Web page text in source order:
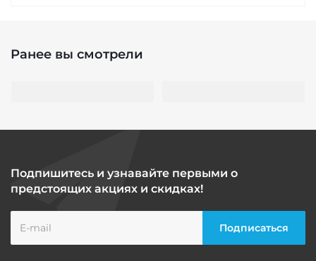
Ранее вы смотрели
Подпишитесь и узнавайте первыми о
предстоящих акциях и скидках!